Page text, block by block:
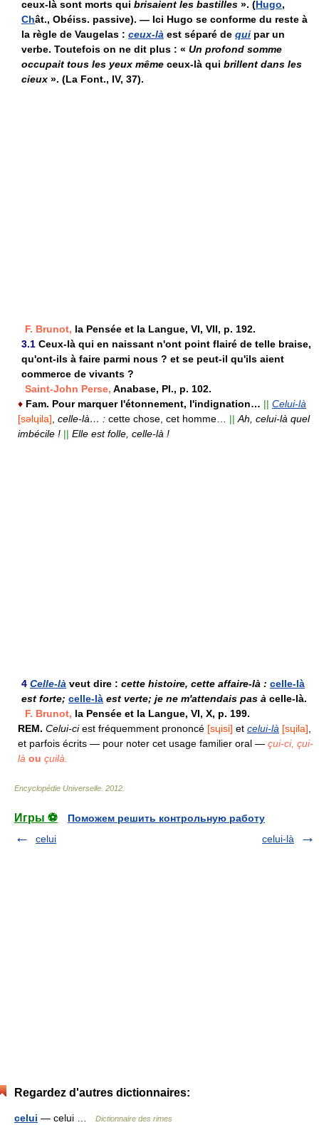
ceux-là sont morts qui brisaient les bastilles ». (Hugo,
Chât., Obéiss. passive). — Ici Hugo se conforme du reste à
la règle de Vaugelas : ceux-là est séparé de qui par un
verbe. Toutefois on ne dit plus : « Un profond somme
occupait tous les yeux même ceux-là qui brillent dans les
cieux ». (La Font., IV, 37).
F. Brunot, la Pensée et la Langue, VI, VII, p. 192.
3.1 Ceux-là qui en naissant n'ont point flairé de telle braise,
qu'ont-ils à faire parmi nous ? et se peut-il qu'ils aient
commerce de vivants ?
Saint-John Perse, Anabase, Pl., p. 102.
♦ Fam. Pour marquer l'étonnement, l'indignation… || Celui-là
[səlɥila], celle-là… : cette chose, cet homme… || Ah, celui-là quel
imbécile ! || Elle est folle, celle-là !
4 Celle-là veut dire : cette histoire, cette affaire-là : celle-là
est forte; celle-là est verte; je ne m'attendais pas à celle-là.
F. Brunot, la Pensée et la Langue, VI, X, p. 199.
REM. Celui-ciest fréquemment prononcé [sɥisi] et celui-là [sɥila],
et parfois écrits — pour noter cet usage familier oral — çui-ci, çui-
là ou çuilà.
Encyclopédie Universelle 2012
Игры ⚽
Поможем решить контрольную работу
celui
celui-là
Regardez d'autres dictionnaires:
celui — celui … Dictionnaire des rimes